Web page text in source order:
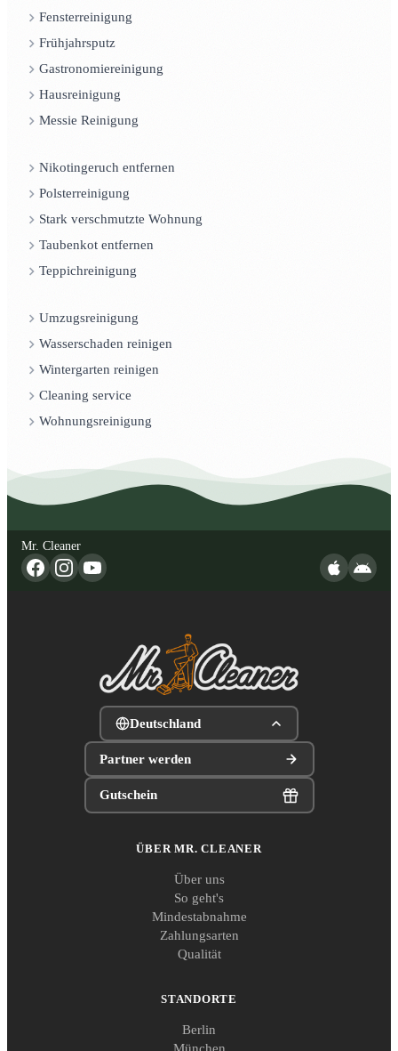
Fensterreinigung
Frühjahrsputz
Gastronomiereinigung
Hausreinigung
Messie Reinigung
Nikotingeruch entfernen
Polsterreinigung
Stark verschmutzte Wohnung
Taubenkot entfernen
Teppichreinigung
Umzugsreinigung
Wasserschaden reinigen
Wintergarten reinigen
Cleaning service
Wohnungsreinigung
Mr. Cleaner
Deutschland
Partner werden
Gutschein
ÜBER MR. CLEANER
Über uns
So geht's
Mindestabnahme
Zahlungsarten
Qualität
STANDORTE
Berlin